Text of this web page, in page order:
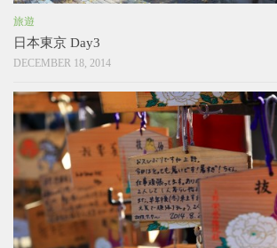
旅遊
日本東京 Day3
DECEMBER 18, 2014